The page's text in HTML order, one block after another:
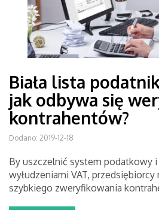
Biała lista
jak odbywa się
kontrahentów?
Dodano: 2019-12-18
By uszczelnić system podatkowy
wyłudzeniami VAT,
szybkiego zweryfikowania